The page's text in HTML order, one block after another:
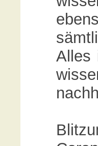
Alles